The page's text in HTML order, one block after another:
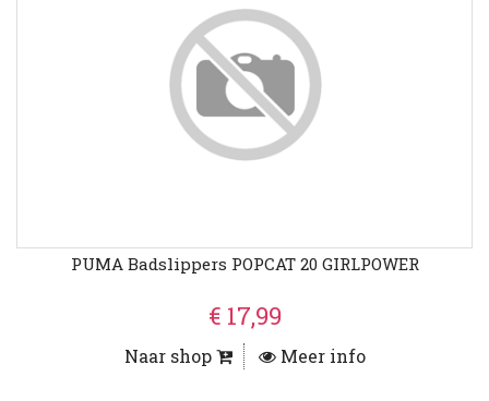
PUMA Badslippers POPCAT 20 GIRLPOWER
€ 17,99
Naar shop Meer info